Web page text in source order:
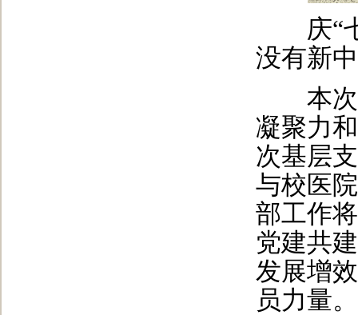
庆“七
没有新
本次
凝聚力
次基层
与校医
部工作
党建共
发展增
员力量。